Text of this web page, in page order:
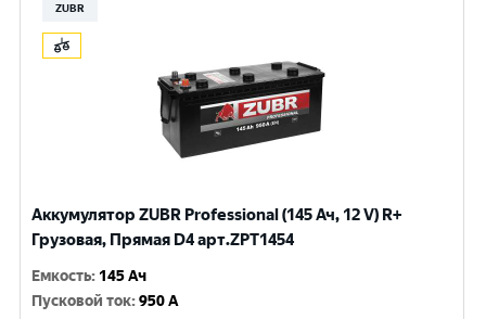
ZUBR
Аккумулятор ZUBR Professional (145 Ач, 12 V) R+
Грузовая, Прямая D4 арт.ZPT1454
Емкость: 145 Ач
Пусковой ток:950 A